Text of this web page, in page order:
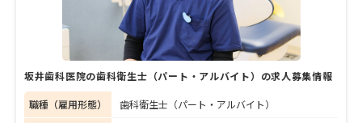
坂井歯科医院の歯科衛生士（パート・アルバイト）の求人募集情報
職種（雇用形態）
歯科衛生士（パート・アルバイト）